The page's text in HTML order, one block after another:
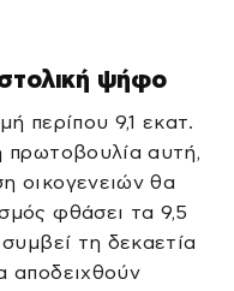
ψήφο
περίπου 9,1 εκατ.
πρωτοβουλία αυτή,
οικογενειών θα
φθάσει τα 9,5
τη δεκαετία
αποδειχθούν